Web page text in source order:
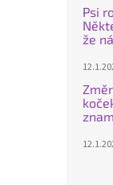
Psi
že